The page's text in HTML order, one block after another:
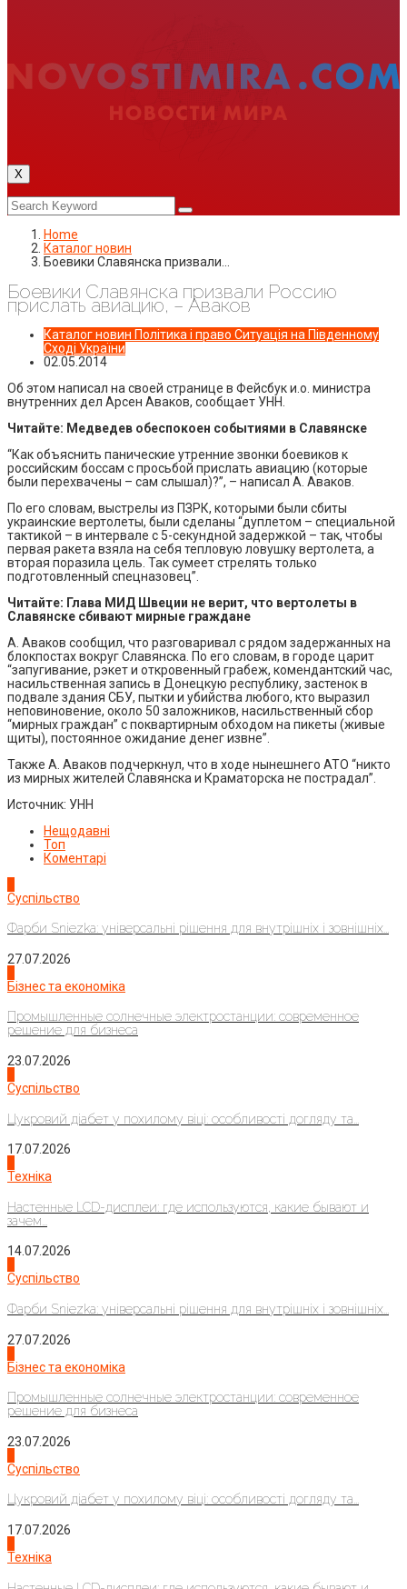
X
Home
Каталог новин
Боевики Славянска призвали…
Боевики Славянска призвали Россию
прислать авиацию, – Аваков
Каталог новин Політика і право Ситуація на Південному
Сході України
02.05.2014
Об этом написал на своей странице в Фейсбук и.о. министра
внутренних дел Арсен Аваков, сообщает УНН.
Читайте: Медведев обеспокоен событиями в Славянске
“Как объяснить панические утренние звонки боевиков к
российским боссам с просьбой прислать авиацию (которые
были перехвачены – сам слышал)?”, – написал А. Аваков.
По его словам, выстрелы из ПЗРК, которыми были сбиты
украинские вертолеты, были сделаны “дуплетом – специальной
тактикой – в интервале с 5-секундной задержкой – так, чтобы
первая ракета взяла на себя тепловую ловушку вертолета, а
вторая поразила цель. Так сумеет стрелять только
подготовленный спецназовец”.
Читайте: Глава МИД Швеции не верит, что вертолеты в
Славянске сбивают мирные граждане
А. Аваков сообщил, что разговаривал с рядом задержанных на
блокпостах вокруг Славянска. По его словам, в городе царит
“запугивание, рэкет и откровенный грабеж, комендантский час,
насильственная запись в Донецкую республику, застенок в
подвале здания СБУ, пытки и убийства любого, кто выразил
неповиновение, около 50 заложников, насильственный сбор
“мирных граждан” с поквартирным обходом на пикеты (живые
щиты), постоянное ожидание денег извне”.
Также А. Аваков подчеркнул, что в ходе нынешнего АТО “никто
из мирных жителей Славянска и Краматорска не пострадал”.
Источник: УНН
Нещодавні
Топ
Коментарі
Суспільство
Фарби Sniezka: універсальні рішення для внутрішніх і зовнішніх...
27.07.2026
Бізнес та економіка
Промышленные солнечные электростанции: современное
решение для бизнеса
23.07.2026
Суспільство
Цукровий діабет у похилому віці: особливості догляду та...
17.07.2026
Техніка
Настенные LCD-дисплеи: где используются, какие бывают и
зачем...
14.07.2026
Суспільство
Фарби Sniezka: універсальні рішення для внутрішніх і зовнішніх...
27.07.2026
Бізнес та економіка
Промышленные солнечные электростанции: современное
решение для бизнеса
23.07.2026
Суспільство
Цукровий діабет у похилому віці: особливості догляду та...
17.07.2026
Техніка